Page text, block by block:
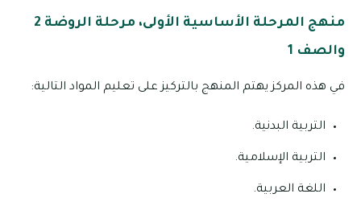
منهج المرحلة الأساسية الأولى، مرحلة الروضة 2
والصف 1
في هذه المركز يهتم المنهج بالتركيز على تعليم المواد التالية:
التربية البدنية.
التربية الإسلامية.
اللغة العربية.